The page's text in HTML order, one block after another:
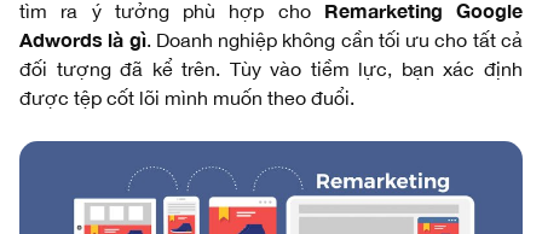
tìm ra ý tưởng phù hợp cho Remarketing Google
Adwords là gì. Doanh nghiệp không cần tối ưu cho tất cả
đối tượng đã kể trên. Tùy vào tiềm lực, bạn xác định
được tệp cốt lõi mình muốn theo đuổi.